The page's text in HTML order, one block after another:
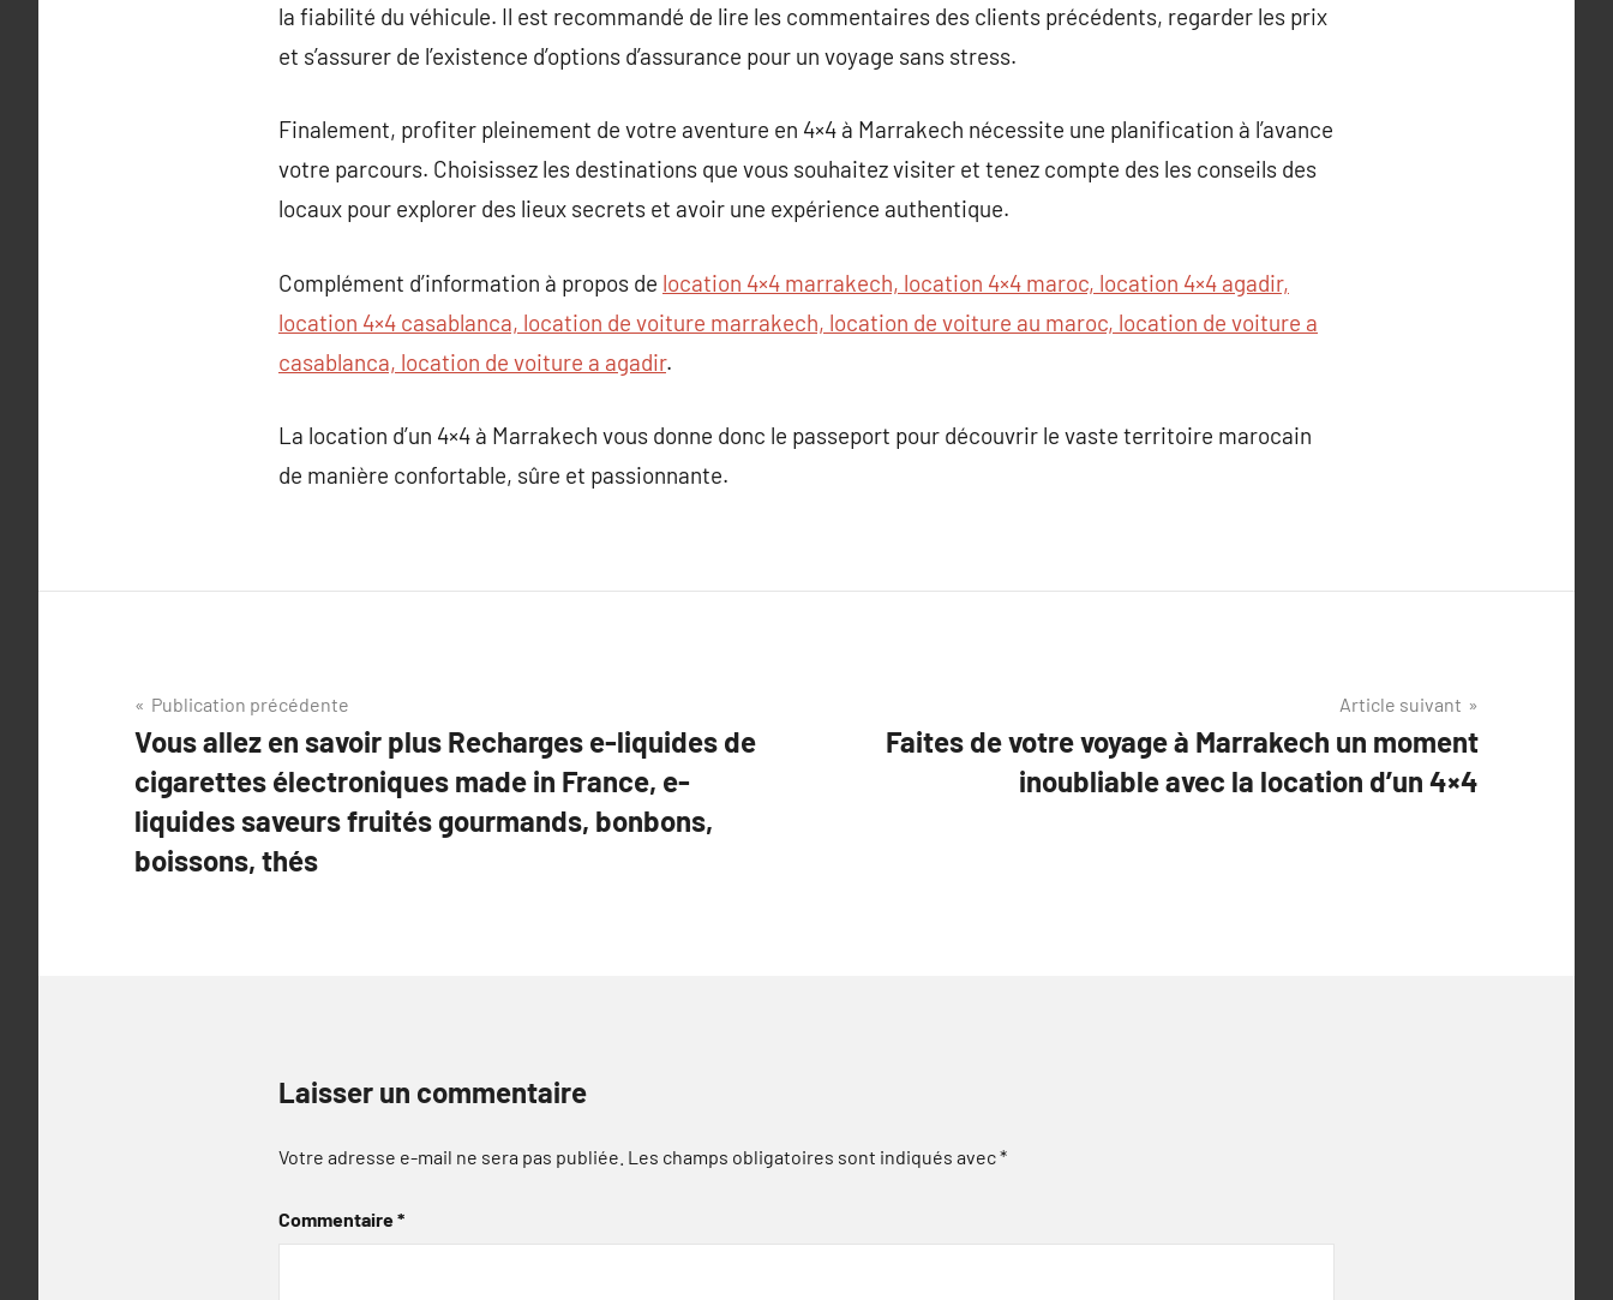
la fiabilité du véhicule. Il est recommandé de lire les commentaires des clients précédents, regarder les prix
et s’assurer de l’existence d’options d’assurance pour un voyage sans stress.
Finalement, profiter pleinement de votre aventure en 4×4 à Marrakech nécessite une planification à l’avance
votre parcours. Choisissez les destinations que vous souhaitez visiter et tenez compte des les conseils des
locaux pour explorer des lieux secrets et avoir une expérience authentique.
Complément d’information à propos de location 4×4 marrakech, location 4×4 maroc, location 4×4 agadir,
location 4×4 casablanca, location de voiture marrakech, location de voiture au maroc, location de voiture a
casablanca, location de voiture a agadir.
La location d’un 4×4 à Marrakech vous donne donc le passeport pour découvrir le vaste territoire marocain
de manière confortable, sûre et passionnante.
Navigation
de
l’article
Publication précédente
Vous allez en savoir plus Recharges e-liquides de
cigarettes électroniques made in France, e-
liquides saveurs fruités gourmands, bonbons,
boissons, thés
Article suivant
Faites de votre voyage à Marrakech un moment
inoubliable avec la location d’un 4×4
Laisser un commentaire
Votre adresse e-mail ne sera pas publiée. Les champs obligatoires sont indiqués avec*
Commentaire*